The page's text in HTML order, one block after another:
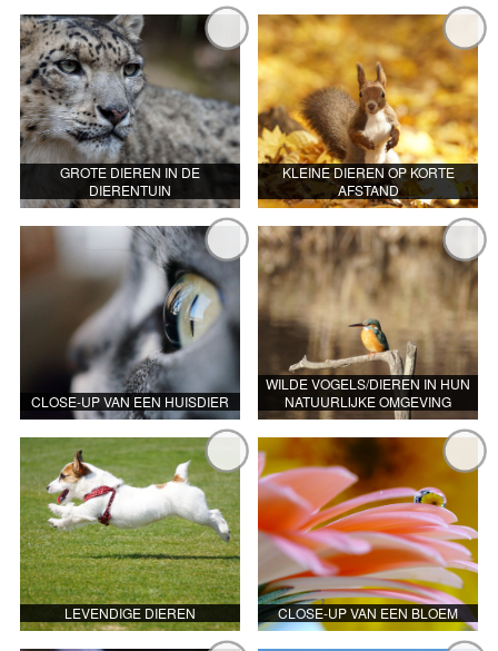
GROTE DIEREN IN DE
DIERENTUIN
KLEINE DIEREN OP KORTE
AFSTAND
CLOSE-UP VAN EEN HUISDIER
WILDE VOGELS/DIEREN IN HUN
NATUURLIJKE OMGEVING
LEVENDIGE DIEREN CLOSE-UP VAN EEN BLOEM